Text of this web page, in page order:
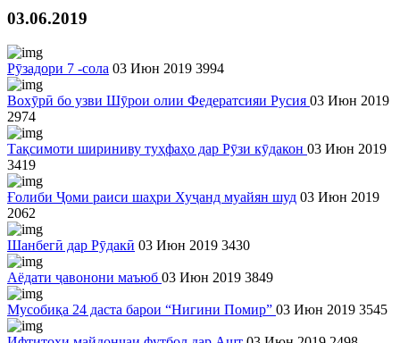
03.06.2019
Рӯзадори 7 -сола 03 Июн 2019 3994
Вохӯрӣ бо узви Шӯрои олии Федератсияи Русия 03 Июн 2019
2974
Тақсимоти шириниву туҳфаҳо дар Рӯзи кӯдакон 03 Июн 2019
3419
Ғолиби Ҷоми раиси шаҳри Хуҷанд муайян шуд 03 Июн 2019
2062
Шанбегӣ дар Рӯдакӣ 03 Июн 2019 3430
Аёдати ҷавонони маъюб 03 Июн 2019 3849
Мусобиқа 24 даста барои “Нигини Помир” 03 Июн 2019 3545